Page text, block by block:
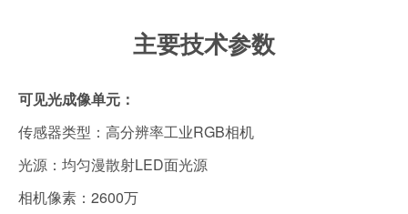
主要技术参数
可见光成像单元：
传感器类型：高分辨率工业RGB相机
光源：均匀漫散射LED面光源
相机像素：2600万